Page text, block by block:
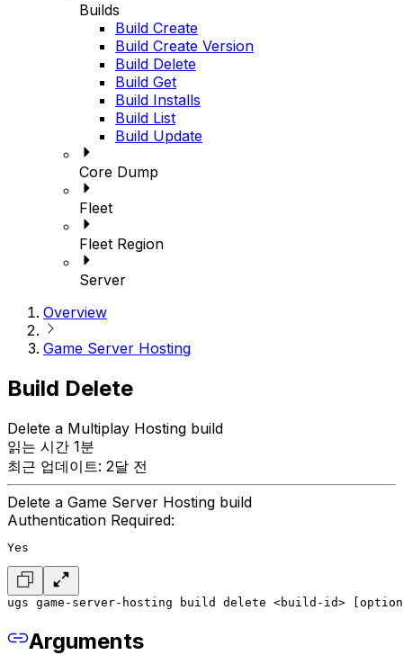
Builds
Build Create
Build Create Version
Build Delete
Build Get
Build Installs
Build List
Build Update
Core Dump
Fleet
Fleet Region
Server
Overview
Game Server Hosting
Build Delete
Delete a Multiplay Hosting build
읽는 시간 1분
최근 업데이트: 2달 전
Delete a Game Server Hosting build
Authentication Required:
Yes
ugs game-server-hosting build delete <build-id>
Arguments